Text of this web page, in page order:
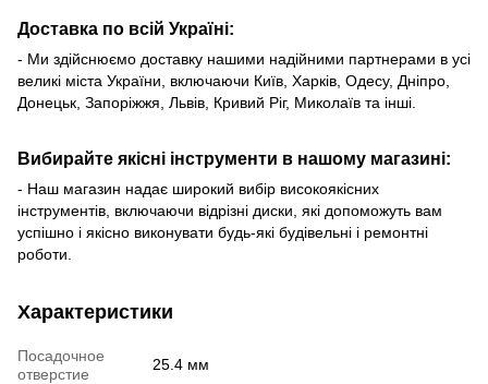
Доставка по всій Україні:
- Ми здійснюємо доставку нашими надійними партнерами в усі
великі міста України, включаючи Київ, Харків, Одесу, Дніпро,
Донецьк, Запоріжжя, Львів, Кривий Ріг, Миколаїв та інші.
Вибирайте якісні інструменти в нашому магазині:
- Наш магазин надає широкий вибір високоякісних
інструментів, включаючи відрізні диски, які допоможуть вам
успішно і якісно виконувати будь-які будівельні і ремонтні
роботи.
Характеристики
Посадочное
отверстие
25.4 мм